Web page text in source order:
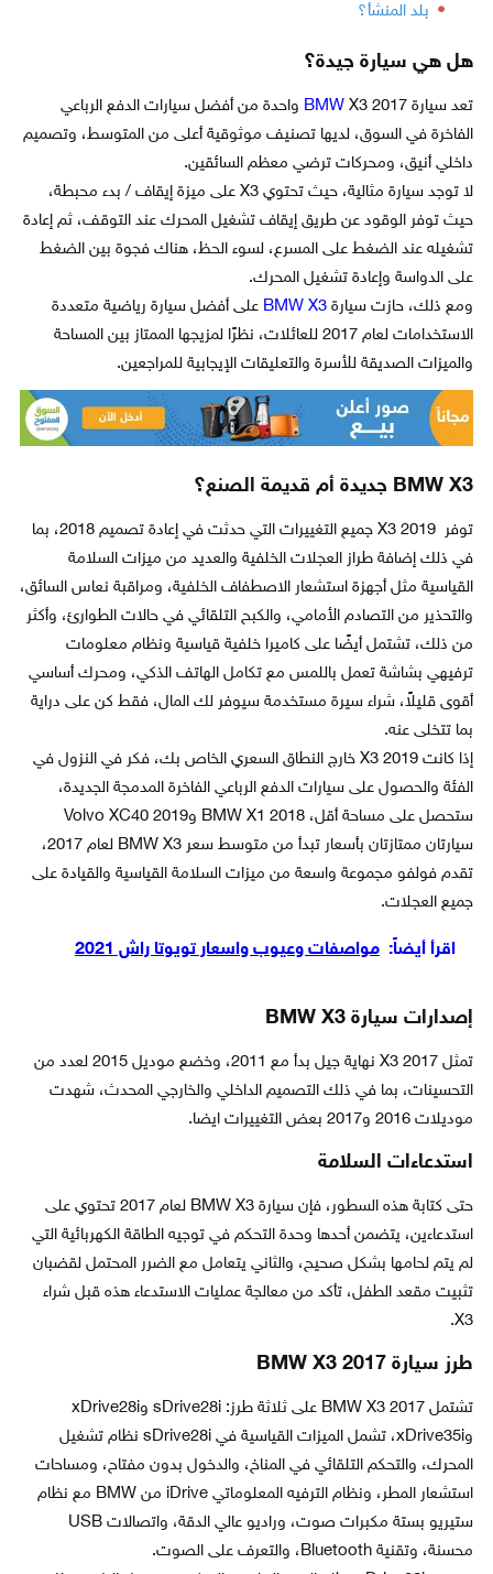
بلد المنشأ؟
هل هي سيارة جيدة؟
تعد سيارة BMW X3 2017 واحدة من أفضل سيارات الدفع الرباعي
الفاخرة في السوق، لديها تصنيف موثوقية أعلى من المتوسط، وتصميم
داخلي أنيق، ومحركات ترضي معظم السائقين.
لا توجد سيارة مثالية، حيث تحتوي X3 على ميزة إيقاف / بدء محبطة،
حيث توفر الوقود عن طريق إيقاف تشغيل المحرك عند التوقف، ثم إعادة
تشغيله عند الضغط على المسرع، لسوء الحظ، هناك فجوة بين الضغط
على الدواسة وإعادة تشغيل المحرك.
ومع ذلك، حازت سيارة BMW X3 على أفضل سيارة رياضية متعددة
الاستخدامات لعام 2017 للعائلات، نظرًا لمزيجها الممتاز بين المساحة
والميزات الصديقة للأسرة والتعليقات الإيجابية للمراجعين.
BMW X3 جديدة أم قديمة الصنع؟
توفر X3 2019 جميع التغييرات التي حدثت في إعادة تصميم 2018، بما
في ذلك إضافة طراز العجلات الخلفية والعديد من ميزات السلامة
القياسية مثل أجهزة استشعار الاصطفاف الخلفية، ومراقبة نعاس السائق،
والتحذير من التصادم الأمامي، والكبح التلقائي في حالات الطوارئ، وأكثر
من ذلك، تشتمل أيضًا على كاميرا خلفية قياسية ونظام معلومات
ترفيهي بشاشة تعمل باللمس مع تكامل الهاتف الذكي، ومحرك أساسي
أقوى قليلاً، شراء سيرة مستخدمة سيوفر لك المال، فقط كن على دراية
بما تتخلى عنه.
إذا كانت X3 2019 خارج النطاق السعري الخاص بك، فكر في النزول في
الفئة والحصول على سيارات الدفع الرباعي الفاخرة المدمجة الجديدة،
ستحصل على مساحة أقل، BMW X1 2018 وVolvo XC40 2019
سيارتان ممتازتان بأسعار تبدأ من متوسط سعر BMW X3 لعام 2017،
تقدم فولفو مجموعة واسعة من ميزات السلامة القياسية والقيادة على
جميع العجلات.
اقرأ أيضاً: مواصفات وعيوب واسعار تويوتا راش 2021
إصدارات سيارة BMW X3
تمثل X3 2017 نهاية جيل بدأ مع 2011، وخضع موديل 2015 لعدد من
التحسينات، بما في ذلك التصميم الداخلي والخارجي المحدث، شهدت
موديلات 2016 و2017 بعض التغييرات ايضا.
استدعاءات السلامة
حتى كتابة هذه السطور، فإن سيارة BMW X3 لعام 2017 تحتوي على
استدعاءين، يتضمن أحدها وحدة التحكم في توجيه الطاقة الكهربائية التي
لم يتم لحامها بشكل صحيح، والثاني يتعامل مع الضرر المحتمل لقضبان
تثبيت مقعد الطفل، تأكد من معالجة عمليات الاستدعاء هذه قبل شراء
X3.
طرز سيارة BMW X3 2017
تشتمل BMW X3 2017 على ثلاثة طرز: sDrive28i وxDrive28i
وxDrive35i، تشمل الميزات القياسية في sDrive28i نظام تشغيل
المحرك، والتحكم التلقائي في المناخ، والدخول بدون مفتاح، ومساحات
استشعار المطر، ونظام الترفيه المعلوماتي iDrive من BMW مع نظام
ستيريو بستة مكبرات صوت، وراديو عالي الدقة، واتصالات USB
محسنة، وتقنية Bluetooth، والتعرف على الصوت.